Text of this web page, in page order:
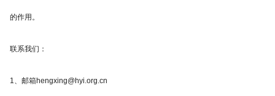
的作用。
联系我们：
1、邮箱hengxing@hyi.org.cn